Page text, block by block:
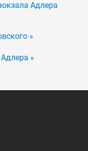
Адлера
»
»